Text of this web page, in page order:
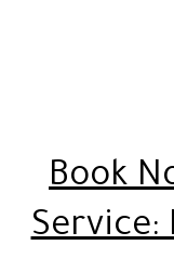
Book
Service: